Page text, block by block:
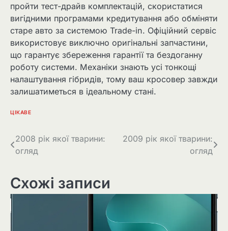
пройти тест-драйв комплектацій, скористатися
вигідними програмами кредитування або обміняти
старе авто за системою Trade-in. Офіційний сервіс
використовує виключно оригінальні запчастини,
що гарантує збереження гарантії та бездоганну
роботу системи. Механіки знають усі тонкощі
налаштування гібридів, тому ваш кросовер завжди
залишатиметься в ідеальному стані.
ЦІКАВЕ
Навігація
записів
2008 рік якої тварини:
огляд
2009 рік якої тварини:
огляд
Схожі записи